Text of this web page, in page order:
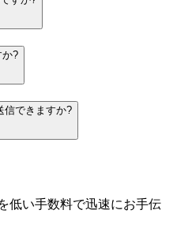
か?
信できますか?
低い手数料で迅速にお手伝